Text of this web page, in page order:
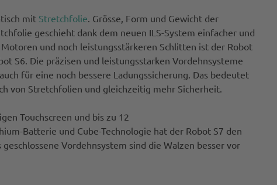
mit Stretchfolie. Grösse, Form und Gewicht der
geschieht dank dem neuen ILS-System einfacher und
und noch leistungsstärkeren Schlitten ist der Robot
S6. Die präzisen und leistungsstarken Vordehnsysteme
für eine noch bessere Ladungssicherung. Das bedeutet
von Stretchfolien und gleichzeitig mehr Sicherheit.
Touchscreen und bis zu 12
Batterie und Cube-Technologie hat der Robot S7 den
Vordehnsystem sind die Walzen besser vor